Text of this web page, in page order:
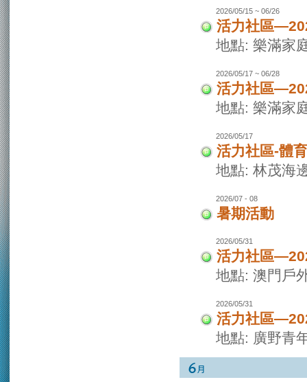
2026/05/15 ~ 06/26
活力社區
地點: 樂滿家
2026/05/17 ~ 06/28
活力社區
地點: 樂滿家
2026/05/17
活力社區-體
地點: 林茂海
2026/07 - 08
暑期活動
2026/05/31
活力社區
地點: 澳門戶
2026/05/31
活力社區
地點: 廣野青